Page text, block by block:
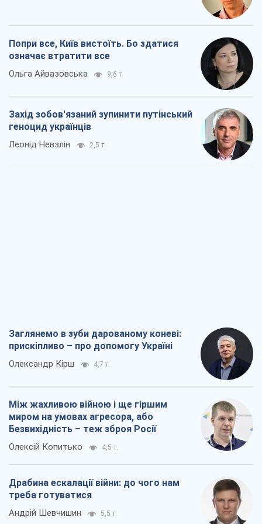
Попри все, Київ вистоїть. Бо здатися
означає втратити все
Ольга Айвазовська 9,6 т.
Захід зобов'язаний зупинити путінський
геноцид українців
Леонід Невзлін 2,5 т.
Заглянемо в зуби дарованому коневі:
прискіпливо – про допомогу Україні
Олександр Кірш 4,7 т.
Між жахливою війною і ще гіршим
миром на умовах агресора, або
Безвихідність – теж зброя Росії
Олексій Копитько 4,5 т.
Драбина ескалації війни: до чого нам
треба готуватися
Андрій Шевчишин 5,5 т.